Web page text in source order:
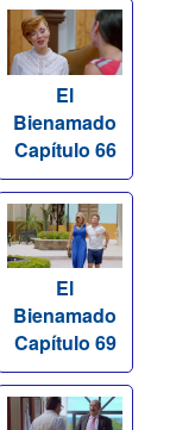
El
Bienamado
Capítulo 66
El
Bienamado
Capítulo 69